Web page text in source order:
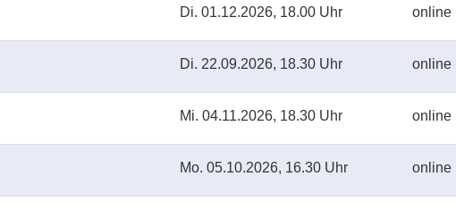
Di. 01.12.2026, 18.00 Uhr online
Di. 22.09.2026, 18.30 Uhr online
Mi. 04.11.2026, 18.30 Uhr online
Mo. 05.10.2026, 16.30 Uhr online